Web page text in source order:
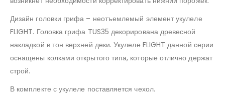
Дизайн головки грифа – неотъемлемый элемент укулеле
FLIGHT. Головка грифа TUS35 декорирована древесной
накладкой в тон верхней деки. Укулеле FLIGHT данной серии
оснащены колками открытого типа, которые отлично держат
строй.
В комплекте с укулеле поставляется чехол.